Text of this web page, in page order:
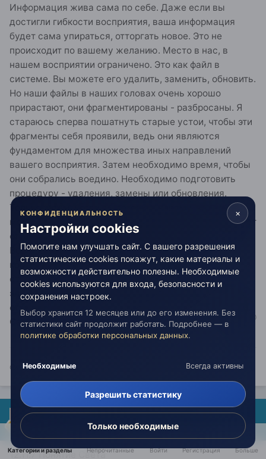
Информация жива сама по себе. Даже если вы
достигли гибкости восприятия, ваша информация
будет сама упираться, отторгать новое. Это не
происходит по вашему желанию. Место в нас, в
нашем восприятии ограничено. Это как файл в
системе. Вы можете его удалить, заменить, обновить.
Но наши файлы в наших головах очень хорошо
прирастают, они фрагментированы - разбросаны. Я
стараюсь сперва пошатнуть старые устои, чтобы эти
фрагменты себя проявили, ведь они являются
фундаментом для множества иных направлений
вашего восприятия. Затем необходимо время, чтобы
они собрались воедино. Необходимо подготовить
процедуру - удаления, замены или обновления.
Только затем, когда вы готовы к новому, это новое
может быть усвоено. Иначе, оно непременно вызовет
отторжение. И вы даже не будете понимать почему.
Ведь это не вы отторгаете. Это называется
когнитивное сопротивление. Каждая система
стремится к устойчивости и сама защищает свои
элементы. Вы даже будете воспринимать это своим
отторжением, но это проявление самой информации.
Самой системы вашего восприятия.
Слова мои - это ступени истины из лестницы восхождения к любви...
rukamiry
Опубликовано:21 мая
12.11.7 Понятие Света
Категории и разделы Непрочитанные Войти Регистрация Больше
×
КОНФИДЕНЦИАЛЬНОСТЬ
Настройки cookies
Помогите нам улучшать сайт. С вашего разрешения
статистические cookies покажут, какие материалы и
возможности действительно полезны. Необходимые
cookies используются для входа, безопасности и
сохранения настроек.
Выбор хранится 12 месяцев или до его изменения. Без
статистики сайт продолжит работать. Подробнее — в
политике обработки персональных данных.
Необходимые Всегда активны
Разрешить статистику
Только необходимые